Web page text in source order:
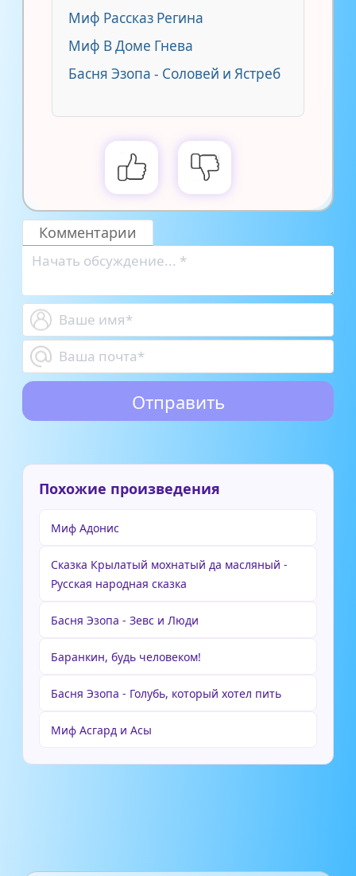
Миф Рассказ Регина
Миф В Доме Гнева
Басня Эзопа - Соловей и Ястреб
Комментарии
Похожие произведения
Миф Адонис
Сказка Крылатый мохнатый да масляный -
Русская народная сказка
Басня Эзопа - Зевс и Люди
Баранкин, будь человеком!
Басня Эзопа - Голубь, который хотел пить
Миф Асгард и Асы